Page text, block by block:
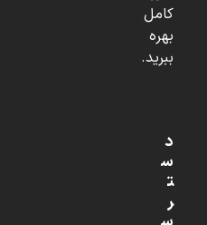
کامل
بهره
ببرید.
د
س
ت
ر